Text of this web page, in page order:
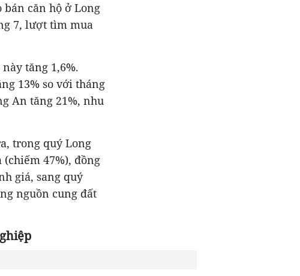
căn hộ ở Long
7, lượt tìm mua
tăng 1,6%.
13% so với tháng
An tăng 21%, nhu
trong quý Long
47%), đồng
giá, sang quý
nguồn cung đất